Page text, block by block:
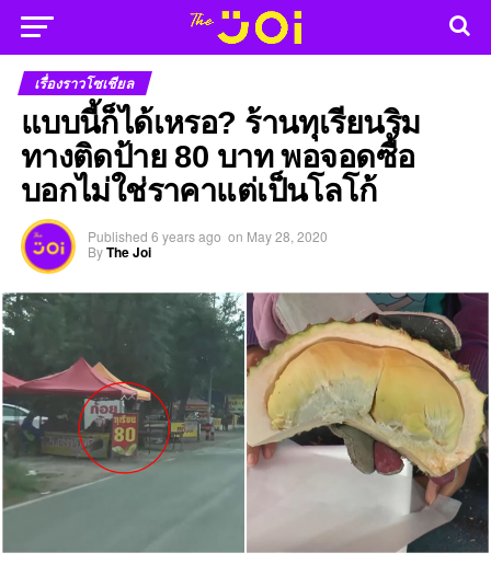
เรื่องราวโซเชียล
แบบนี้ก็ได้เหรอ? ร้านทุเรียนริม
ทางติดป้าย 80 บาท พอจอดซื้อ
บอกไม่ใช่ราคาแต่เป็นโลโก้
Published 6 years ago on May 28, 2020
ByThe Joi